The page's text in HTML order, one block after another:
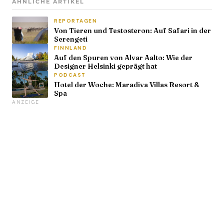
ÄHNLICHE ARTIKEL
REPORTAGEN
Von Tieren und Testosteron: Auf Safari in der
Serengeti
FINNLAND
Auf den Spuren von Alvar Aalto: Wie der
Designer Helsinki geprägt hat
PODCAST
Hotel der Woche: Maradiva Villas Resort &
Spa
ANZEIGE